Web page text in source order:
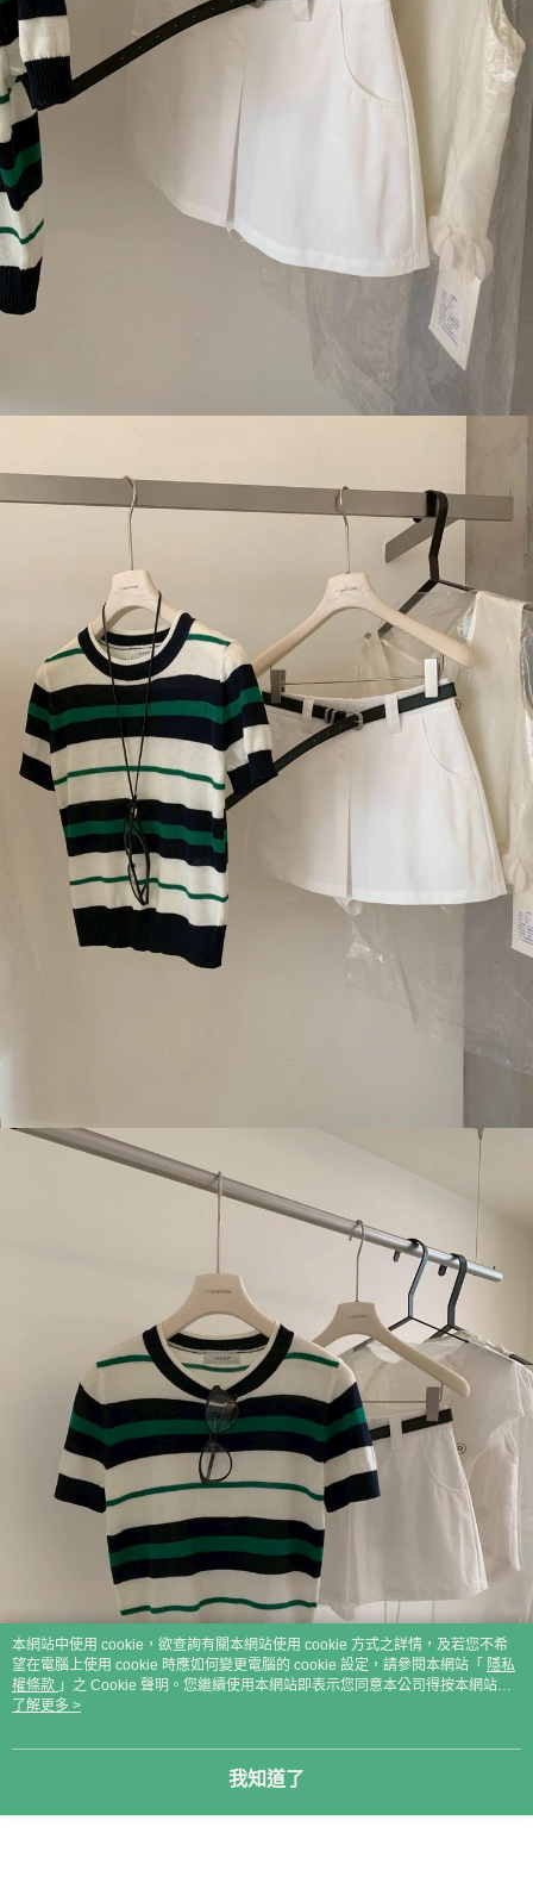
本網站中使用 cookie，欲查詢有關本網站使用 cookie 方式之詳情，及若您不希
望在電腦上使用 cookie 時應如何變更電腦的 cookie 設定，請參閱本網站「 隱私
權條款 」之 Cookie 聲明。您繼續使用本網站即表示您同意本公司得按本網站使
用條款之 Cookie 聲明使用 cookie。
了解更多 >
我知道了